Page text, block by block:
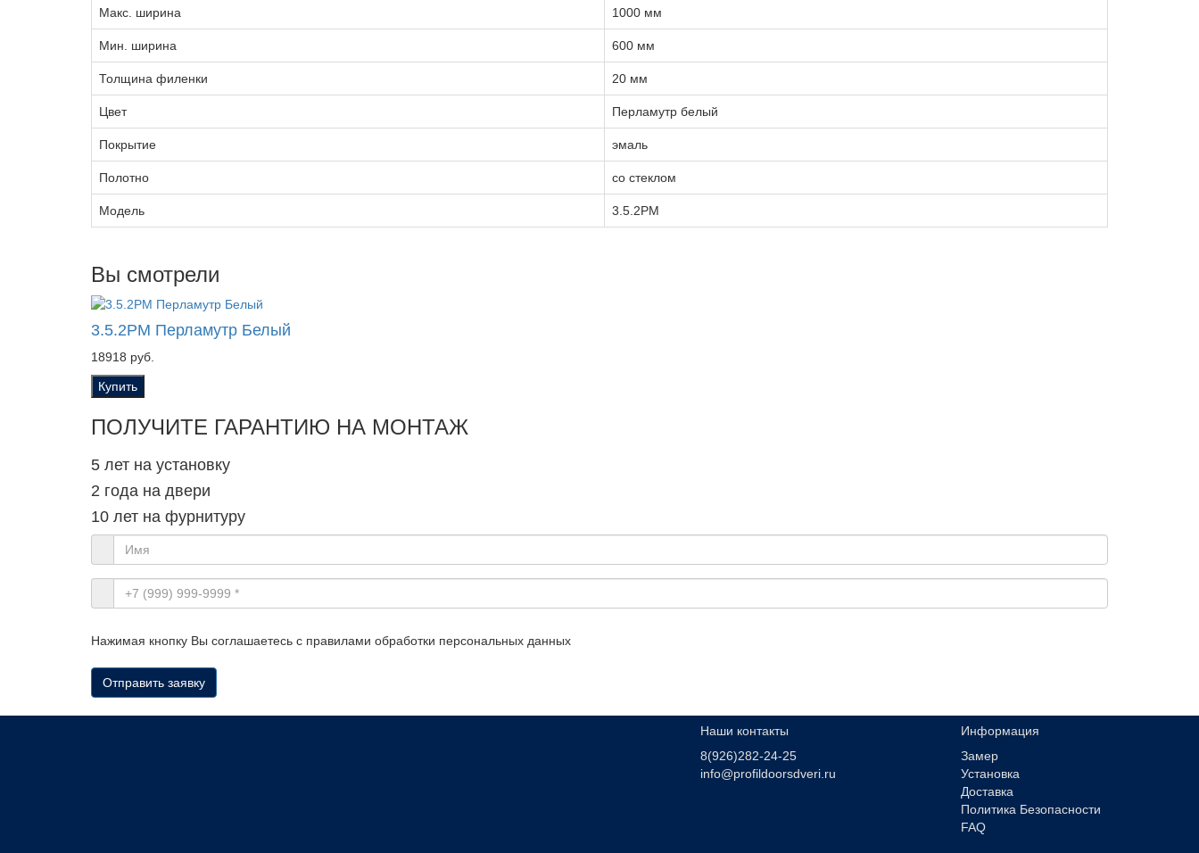
Макс. ширина 1000 мм
Мин. ширина 600 мм
Толщина филенки 20 мм
Цвет Перламутр белый
Покрытие эмаль
Полотно со стеклом
Модель 3.5.2PM
Вы смотрели
3.5.2PM Перламутр Белый
18918 руб.
Купить
ПОЛУЧИТЕ ГАРАНТИЮ НА МОНТАЖ
5 лет на установку
2 года на двери
10 лет на фурнитуру
Нажимая кнопку Вы соглашаетесь с правилами обработки персональных данных
Отправить заявку
Наши контакты
8(926)282-24-25
info@profildoorsdveri.ru
Информация
Замер
Установка
Доставка
Политика Безопасности
FAQ